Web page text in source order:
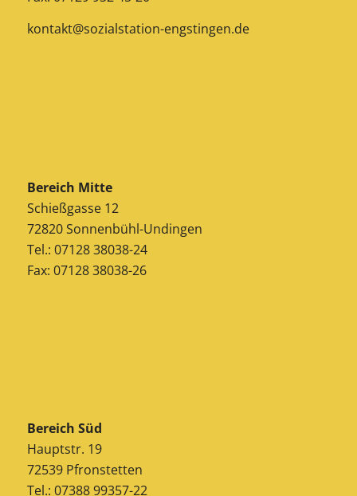
kontakt@sozialstation-engstingen.de
Bereich Mitte
Schießgasse 12
72820 Sonnenbühl-Undingen
Tel.: 07128 38038-24
Fax: 07128 38038-26
Bereich Süd
Hauptstr. 19
72539 Pfronstetten
Tel.: 07388 99357-22